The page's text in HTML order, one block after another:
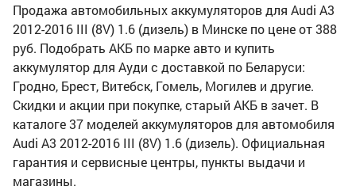
Продажа автомобильных аккумуляторов для Audi A3
2012-2016 III (8V) 1.6 (дизель) в Минске по цене от 388
руб. Подобрать АКБ по марке авто и купить
аккумулятор для Ауди с доставкой по Беларуси:
Гродно, Брест, Витебск, Гомель, Могилев и другие.
Скидки и акции при покупке, старый АКБ в зачет. В
каталоге 37 моделей аккумуляторов для автомобиля
Audi A3 2012-2016 III (8V) 1.6 (дизель). Официальная
гарантия и сервисные центры, пункты выдачи и
магазины.